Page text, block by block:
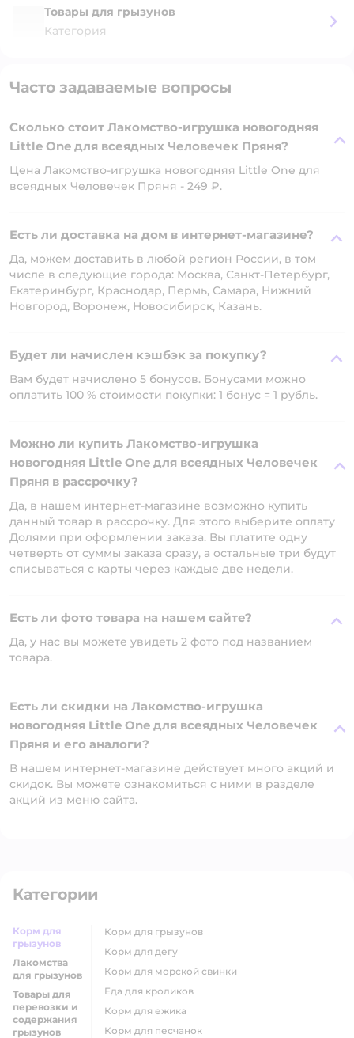
Товары для грызунов
Категория
Часто задаваемые вопросы
Сколько стоит Лакомство-игрушка новогодняя
Little One для всеядных Человечек Пряня?
Цена Лакомство-игрушка новогодняя Little One для
всеядных Человечек Пряня - 249 ₽.
Есть ли доставка на дом в интернет-магазине?
Да, можем доставить в любой регион России, в том
числе в следующие города: Москва, Санкт-Петербург,
Екатеринбург, Краснодар, Пермь, Самара, Нижний
Новгород, Воронеж, Новосибирск, Казань.
Будет ли начислен кэшбэк за покупку?
Вам будет начислено 5 бонусов. Бонусами можно
оплатить 100 % стоимости покупки: 1 бонус = 1 рубль.
Можно ли купить Лакомство-игрушка
новогодняя Little One для всеядных Человечек
Пряня в рассрочку?
Да, в нашем интернет-магазине возможно купить
данный товар в рассрочку. Для этого выберите оплату
Долями при оформлении заказа. Вы платите одну
четверть от суммы заказа сразу, а остальные три будут
списываться с карты через каждые две недели.
Есть ли фото товара на нашем сайте?
Да, у нас вы можете увидеть 2 фото под названием
товара.
Есть ли скидки на Лакомство-игрушка
новогодняя Little One для всеядных Человечек
Пряня и его аналоги?
В нашем интернет-магазине действует много акций и
скидок. Вы можете ознакомиться с ними в разделе
акций из меню сайта.
Категории
Корм для
грызунов
Лакомства
для грызунов
Товары для
перевозки и
содержания
грызунов
корм для грызунов
корм для дегу
корм для морской свинки
еда для кроликов
корм для ежика
корм для песчанок